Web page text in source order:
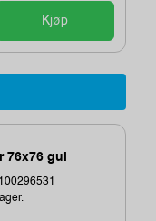
Kjøp
76x76 gul